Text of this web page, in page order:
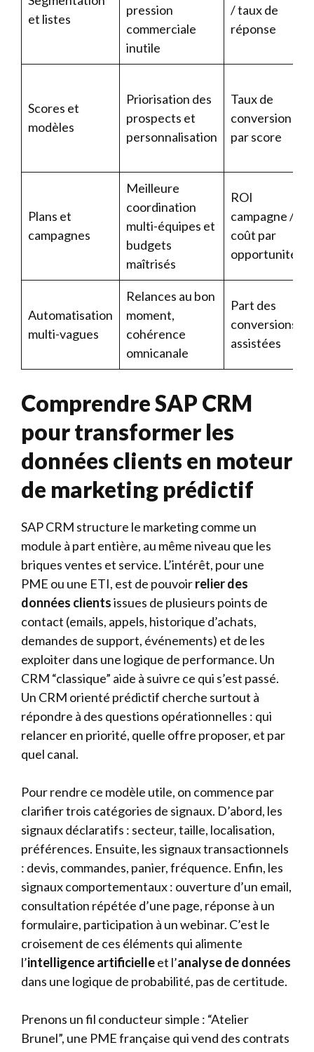
et listes
pression
commerciale
inutile
/ taux de
réponse
Scores et
modèles
Priorisation des
prospects et
personnalisation
Taux de
conversion
par score
Plans et
campagnes
Meilleure
coordination
multi-équipes et
budgets
maîtrisés
ROI
campagne /
coût par
opportunité
Automatisation
multi-vagues
Relances au bon
moment,
cohérence
omnicanale
Part des
conversions
assistées
Comprendre SAP CRM
pour transformer les
données clients en moteur
de marketing prédictif
SAP CRM structure le marketing comme un
module à part entière, au même niveau que les
briques ventes et service. L’intérêt, pour une
PME ou une ETI, est de pouvoirrelier des
données clientsissues de plusieurs points de
contact (emails, appels, historique d’achats,
demandes de support, événements) et de les
exploiter dans une logique de performance. Un
CRM “classique” aide à suivre ce qui s’est passé.
Un CRM orienté prédictif cherche surtout à
répondre à des questions opérationnelles : qui
relancer en priorité, quelle offre proposer, et par
quel canal.
Pour rendre ce modèle utile, on commence par
clarifier trois catégories de signaux. D’abord, les
signaux déclaratifs : secteur, taille, localisation,
préférences. Ensuite, les signaux transactionnels
: devis, commandes, panier, fréquence. Enfin, les
signaux comportementaux : ouverture d’un email,
consultation répétée d’une page, réponse à un
formulaire, participation à un webinar. C’est le
croisement de ces éléments qui alimente
l’intelligence artificielleet l’analyse de données
dans une logique de probabilité, pas de certitude.
Prenons un fil conducteur simple : “Atelier
Brunel”, une PME française qui vend des contrats